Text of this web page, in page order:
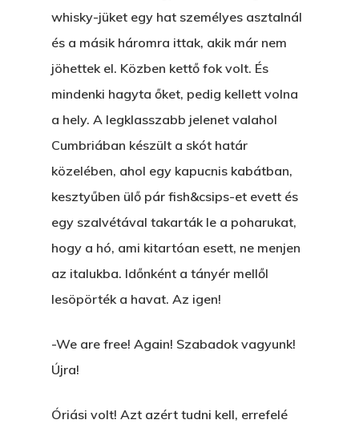
whisky-jüket egy hat személyes asztalnál
és a másik háromra ittak, akik már nem
jöhettek el. Közben kettő fok volt. És
mindenki hagyta őket, pedig kellett volna
a hely. A legklasszabb jelenet valahol
Cumbriában készült a skót határ
közelében, ahol egy kapucnis kabátban,
kesztyűben ülő pár fish&csips-et evett és
egy szalvétával takarták le a poharukat,
hogy a hó, ami kitartóan esett, ne menjen
az italukba. Időnként a tányér mellől
lesöpörték a havat. Az igen!
-We are free! Again! Szabadok vagyunk!
Újra!
Óriási volt! Azt azért tudni kell, errefelé
Főoldal
Bolt
Könyveim
A Veszett Ügy
A Jóember
Egy Nyár
Novellák
Álomszekrény
EGY LAKTANYÁT,
Rólam
Blog